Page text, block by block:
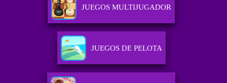
JUEGOS MULTIJUGADOR
JUEGOS DE PELOTA